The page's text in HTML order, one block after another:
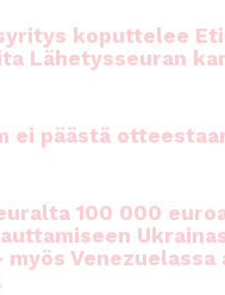
koputtelee
Lähetysseuran
ei päästä
100 000
myös